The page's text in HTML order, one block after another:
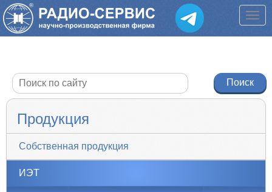
Продукция
Собственная продукция
ИЭТ